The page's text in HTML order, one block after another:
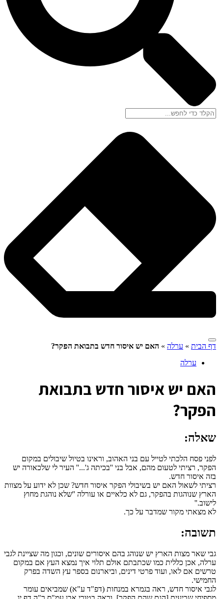
דף הבית » ערלה » האם יש איסור חדש בתבואת הפקר?
ערלה
האם יש איסור חדש בתבואת
הפקר?
שאלה:
לפני פסח הלכתי לטייל עם בני האהוב, וראינו בטיול שיבולים במקום
הפקר, רציתי לטעום מהם, אבל בני ''בכיתה ג'...'' העיר לי שלכאורה יש
בזה איסור חדש.
רציתי לשאול האם יש בשיבולי הפקר איסור חדש? שכן לא ידוע על מצוות
הארץ שנוהגות בהפקר, גם לא כלאיים או עורלה ''שלא נוהגת מחוץ
לישוב.''
לא מצאתי מקור שמדבר על כך.
תשובה:
גבי שאר מצות הארץ יש שנוהג בהם איסורים שונים, וכגון מה שציינת לגבי
ערלה, אכן כללית כמו שכתבתם אולם תלוי איך נמצא העץ אם במקום
טרשים אם לאו, ועוד פרטי דינים, וביארנום בספר עץ השדה בפרק
החמישי.
לגבי איסור חדש, ראה בגמרא במנחות (דפ"ד ע"א) שמביאים עומר